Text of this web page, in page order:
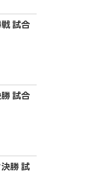
試合
試合
勝 試